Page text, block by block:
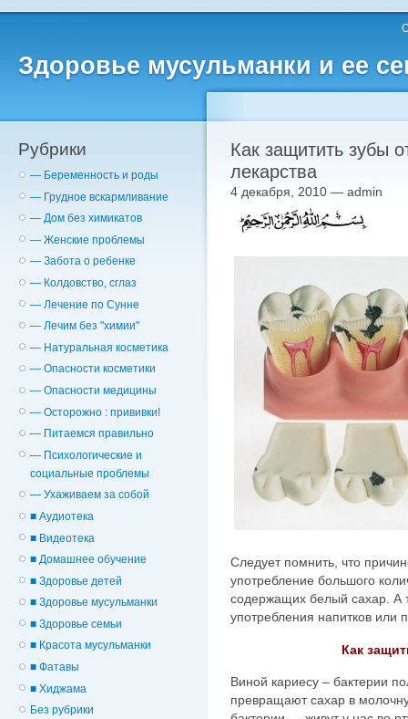
Здоровье мусульманки и ее
Рубрики
— Беременность и роды
— Грудное вскармливание
— Дом без химикатов
— Женские проблемы
— Забота о ребенке
— Колдовство, сглаз
— Лечение по Сунне
— Лечим без "химии"
— Натуральная косметика
— Опасности косметики
— Опасности медицины
— Осторожно : прививки!
— Питаемся правильно
— Психологические и
cоциальные проблемы
— Ухаживаем за собой
■ Аудиотека
■ Видеотека
■ Домашнее обучение
■ Здоровье детей
■ Здоровье мусульманки
■ Здоровье семьи
■ Красота мусульманки
■ Фатавы
■ Хиджама
Без рубрики
Как защитить зубы
лекарства
4 декабря, 2010 — admin
Следует помнить, что
употребление большого
содержащих белый сахар. А
употребления напитков или
Как
Виной кариесу – бактерии
превращают сахар в